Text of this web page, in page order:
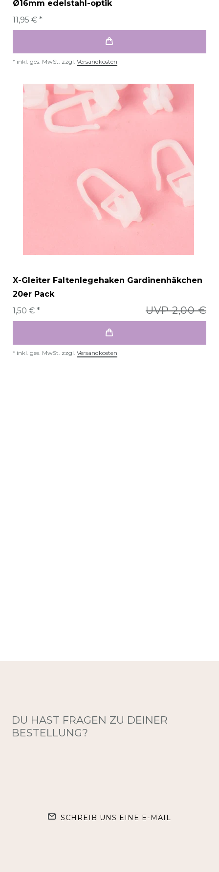
Ø16mm edelstahl-optik
11,95 € *
* inkl. ges. MwSt. zzgl. Versandkosten
X-Gleiter Faltenlegehaken Gardinenhäkchen
20er Pack
UVP 2,00 €
1,50 € *
* inkl. ges. MwSt. zzgl. Versandkosten
DU HAST FRAGEN ZU DEINER
BESTELLUNG?
SCHREIB UNS EINE E-MAIL